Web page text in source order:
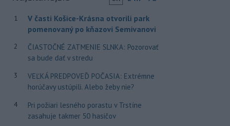
1
V časti Košice-Krásna otvorili park
pomenovaný po kňazovi Semivanovi
2
ČIASTOČNÉ ZATMENIE SLNKA: Pozorovať
sa bude dať v stredu
3
VEĽKÁ PREDPOVEĎ POČASIA: Extrémne
horúčavy ustúpili. Alebo žeby nie?
4
Pri požiari lesného porastu v Trstíne
zasahuje takmer 50 hasičov